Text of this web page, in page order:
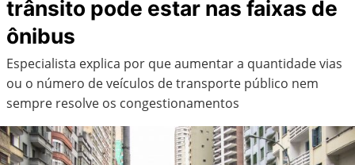
trânsito pode estar nas faixas de
ônibus
Especialista explica por que aumentar a quantidade vias
ou o número de veículos de transporte público nem
sempre resolve os congestionamentos